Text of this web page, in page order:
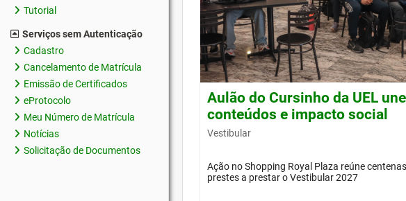
Tutorial
Serviços sem Autenticação
Cadastro
Cancelamento de Matrícula
Emissão de Certificados
eProtocolo
Meu Número de Matrícula
Notícias
Solicitação de Documentos
Aulão do Cursinho da UEL
conteúdos e impacto social
Vestibular
Ação no Shopping Royal Plaza reúne
prestes a prestar o Vestibular 2027